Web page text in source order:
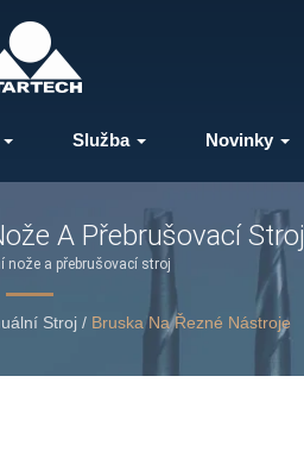
Služba Novinky
A Přebrušovací Stroj
nože a přebrušovací stroj
Stroj / Bruska Na Řezné Nástroje